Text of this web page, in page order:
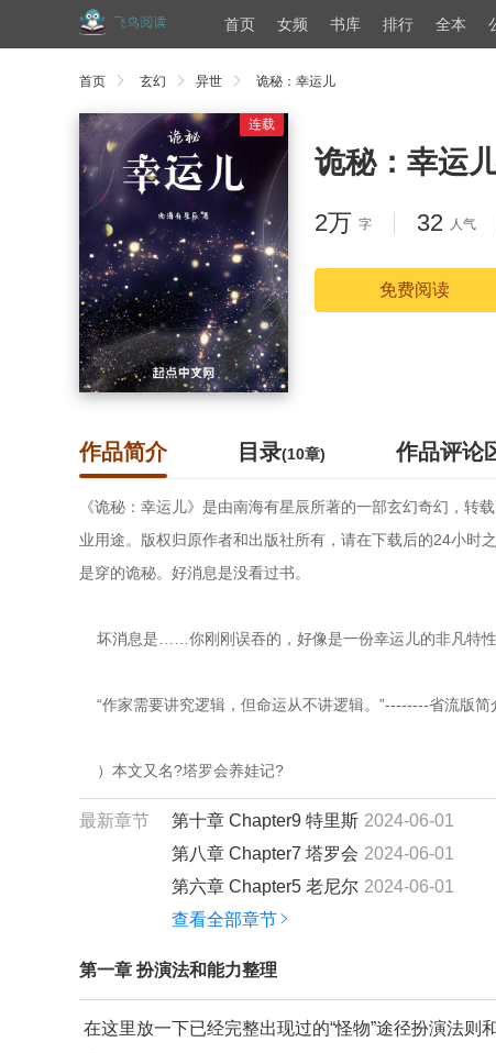
首页 女频 书库 排行 全本
首页 玄幻 异世 诡秘：幸运儿
连载
诡秘：幸运
2万 字 32 人气
免费阅读
作品简介 目录(10章) 作品评论
《诡秘：幸运儿》是由南海有星辰所著的一部玄幻奇幻，
业用途。版权归原作者和出版社所有，请在下载后的24小时
是穿的诡秘。好消息是没看过书。
坏消息是……你刚刚误吞的，好像是一份幸运儿的非凡特
“作家需要讲究逻辑，但命运从不讲逻辑。”--------省流版
）本文又名?塔罗会养娃记?
最新章节 第十章 Chapter9 特里斯 2024-06-01
第八章 Chapter7 塔罗会 2024-06-01
第六章 Chapter5 老尼尔 2024-06-01
查看全部章节
第一章 扮演法和能力整理
在这里放一下已经完整出现过的“怪物”途径扮演法则